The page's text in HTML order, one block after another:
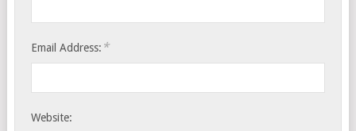
Email Address: *
Website: